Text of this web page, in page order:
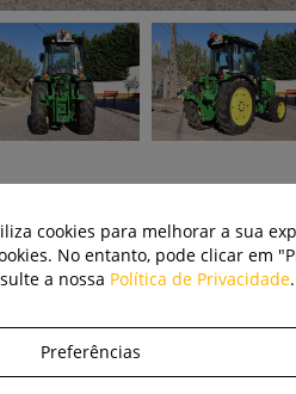
Extras
Cabina, Ar
cookies para melhorar a sua
No entanto, pode clicar em
a nossa Política de Privacidade.
Preferências